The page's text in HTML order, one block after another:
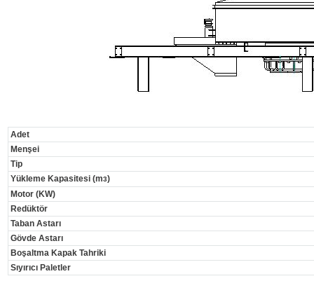
Adet
Menşei
Tip
Yükleme Kapasitesi (m3)
Motor (KW)
Redüktör
Taban Astarı
Gövde Astarı
Boşaltma Kapak Tahriki
Sıyırıcı Paletler